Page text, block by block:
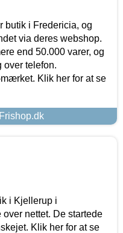
butik i Fredericia, og
via deres webshop.
end 50.000 varer, og
over telefon.
Klik her for at se
i Kjellerup i
nettet. De startede
Klik her for at se